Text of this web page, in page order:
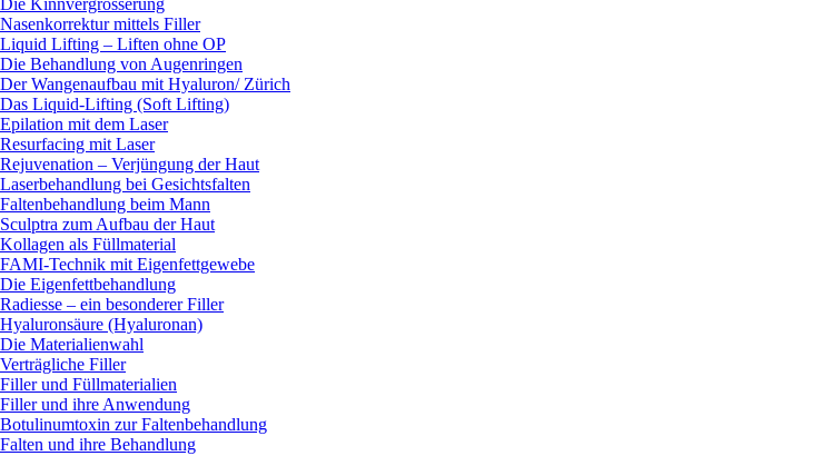
Die Kinnvergrösserung
Nasenkorrektur mittels Filler
Liquid Lifting – Liften ohne OP
Die Behandlung von Augenringen
Der Wangenaufbau mit Hyaluron/ Zürich
Das Liquid-Lifting (Soft Lifting)
Epilation mit dem Laser
Resurfacing mit Laser
Rejuvenation – Verjüngung der Haut
Laserbehandlung bei Gesichtsfalten
Faltenbehandlung beim Mann
Sculptra zum Aufbau der Haut
Kollagen als Füllmaterial
FAMI-Technik mit Eigenfettgewebe
Die Eigenfettbehandlung
Radiesse – ein besonderer Filler
Hyaluronsäure (Hyaluronan)
Die Materialienwahl
Verträgliche Filler
Filler und Füllmaterialien
Filler und ihre Anwendung
Botulinumtoxin zur Faltenbehandlung
Falten und ihre Behandlung